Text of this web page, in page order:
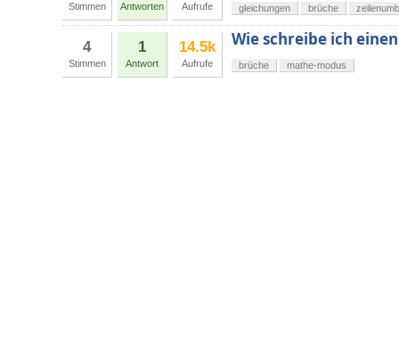
Stimmen Antworten Aufrufe gleichungen brüche
4
Stimmen
1
Antwort
14.5k
Aufrufe
Wie schreibe ich
brüche mathe-modus